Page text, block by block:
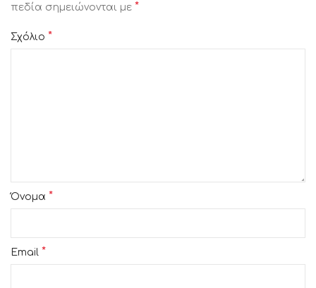
πεδία σημειώνονται με *
Σχόλιο *
Όνομα *
Email *